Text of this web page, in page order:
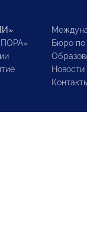
Бюро по
Новости